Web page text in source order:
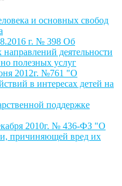
и основных свобод
г. № 398 Об
деятельности
полезных услуг
2012г. №761 "О
в интересах детей на
поддержке
2010г. № 436-ФЗ "О
причиняющей вред их